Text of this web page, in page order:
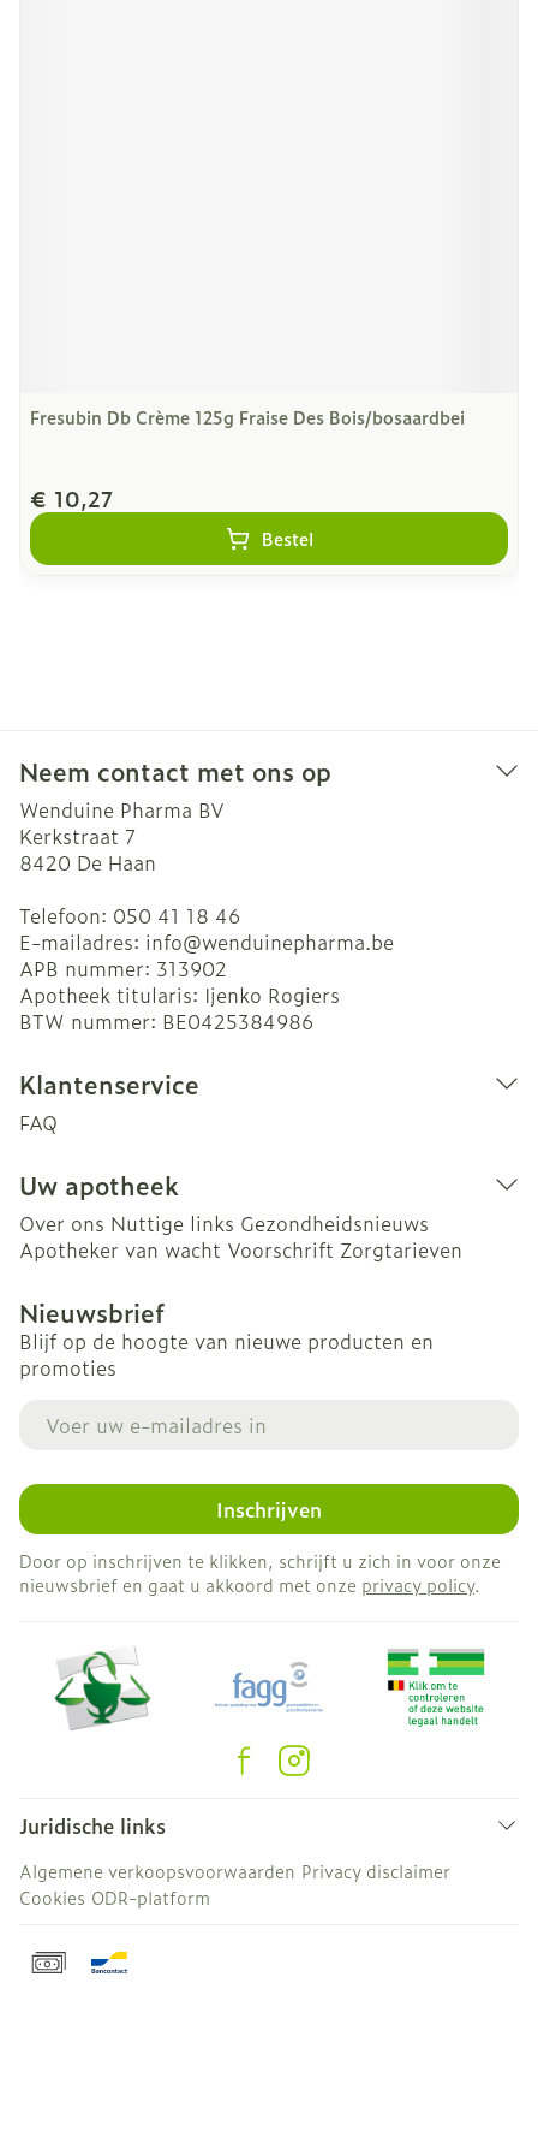
Fresubin Db Crème 125g Fraise Des Bois/bosaardbei
€ 10,27
Bestel
Neem contact met ons op
Wenduine Pharma BV
Kerkstraat 7
8420 De Haan
Telefoon: 050 41 18 46
E-mailadres: info@wenduinepharma.be
APB nummer: 313902
Apotheek titularis: Ijenko Rogiers
BTW nummer: BE0425384986
Klantenservice
FAQ
Uw apotheek
Over ons Nuttige links Gezondheidsnieuws
Apotheker van wacht Voorschrift Zorgtarieven
Nieuwsbrief
Blijf op de hoogte van nieuwe producten en
promoties
Inschrijven
Door op inschrijven te klikken, schrijft u zich in voor onze
nieuwsbrief en gaat u akkoord met onze privacy policy.
Juridische links
Algemene verkoopsvoorwaarden Privacy disclaimer
Cookies ODR-platform